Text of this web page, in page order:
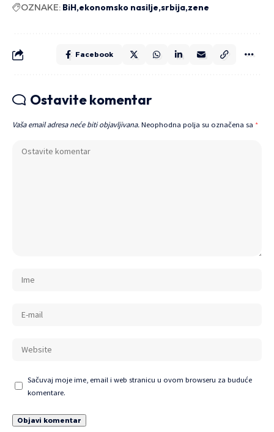
OZNAKE: BiH ekonomsko nasilje srbija zene
Facebook
Ostavite komentar
Vaša email adresa neće biti objavljivana. Neophodna polja su označena sa *
Sačuvaj moje ime, email i web stranicu u ovom browseru za buduće
komentare.